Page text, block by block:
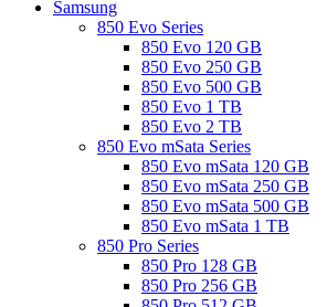
Samsung
850 Evo Series
850 Evo 120 GB
850 Evo 250 GB
850 Evo 500 GB
850 Evo 1 TB
850 Evo 2 TB
850 Evo mSata Series
850 Evo mSata 120 GB
850 Evo mSata 250 GB
850 Evo mSata 500 GB
850 Evo mSata 1 TB
850 Pro Series
850 Pro 128 GB
850 Pro 256 GB